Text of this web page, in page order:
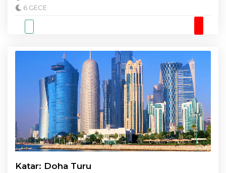
6 GECE
Katar: Doha Turu